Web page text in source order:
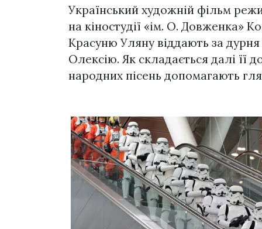
Український художній фільм
на кіностудії «ім. О. Довженка»
Красуню Уляну віддають за
Олексію. Як складається далі її
народних пісень допомагають